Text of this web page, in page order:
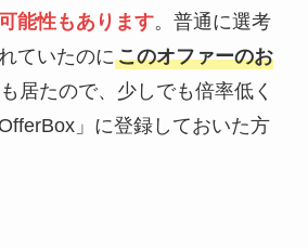
能性もあります。普通に選考
ていたのにこのオファーのお
居たので、少しでも倍率低く
」に登録しておいた方